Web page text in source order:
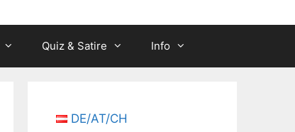
Quiz & Satire Info
DE/AT/CH